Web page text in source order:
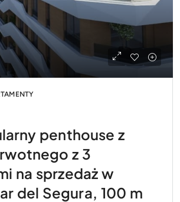
penthouse z
z 3
na sprzedaż w
del Segura, 100 m